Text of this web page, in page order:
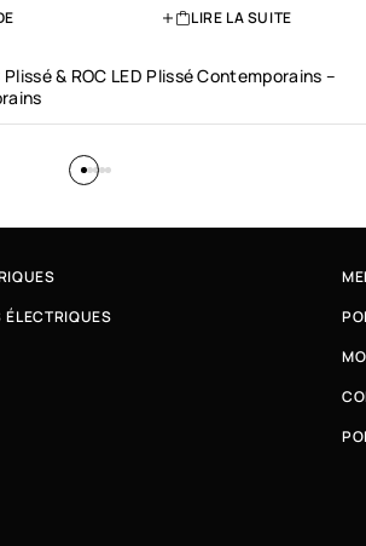
LIRE LA SUITE
& ROC LED Plissé Contemporains –